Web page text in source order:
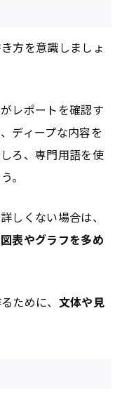
方を意識しましょ
レポートを確認す
ディープな内容を
ろ、専門用語を使
。
しくない場合は、
図表やグラフを多め
ために、 文体や見